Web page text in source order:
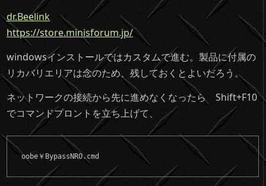
dr.Beelink
https://store.minisforum.jp/
windowsインストールではカスタムで進む。製品に付属の
リカバリエリアは念のため、残しておくとよいだろう。
ネットワークの接続から先に進めなくなったら Shift+F10
でコマンドプロントを立ち上げて、
oobe￥BypassNRO.cmd